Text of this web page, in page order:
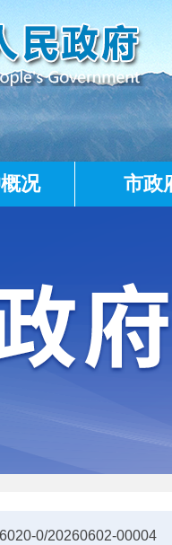
况 市政
0/20260602-00004